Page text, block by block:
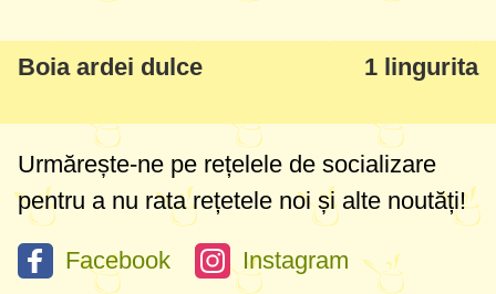
Boia ardei dulce 1 lingurita
Urmărește-ne pe rețelele de socializare
pentru a nu rata rețetele noi și alte noutăți!
Facebook Instagram